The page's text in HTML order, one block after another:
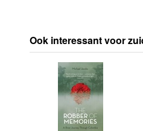
Ook interessant voor